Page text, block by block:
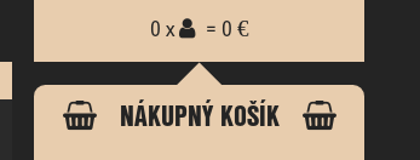
0 x = 0 €
NÁKUPNÝ KOŠÍK